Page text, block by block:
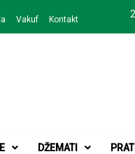
Vakuf Kontakt
DŽEMATI